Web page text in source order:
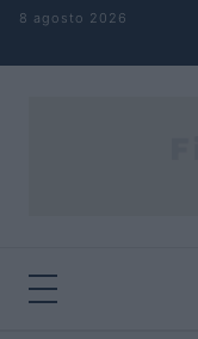
Saltar al contenido
8 agosto 2026